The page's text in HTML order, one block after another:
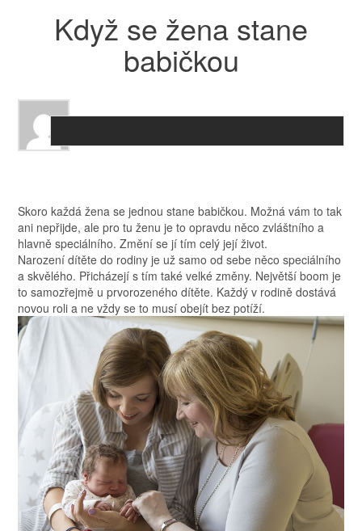
Když se žena stane
babičkou
Skoro každá žena se jednou stane babičkou. Možná vám to tak
ani nepřijde, ale pro tu ženuje to opravdu něco zvláštního a
hlavně speciálního. Změní se jí tím celý její život.
Narození dítěte do rodiny je už samo od sebe něco speciálního
a skvělého. Přicházejí s tím také velké změny. Největší boom je
to samozřejmě u prvorozeného dítěte. Každý v rodině dostává
novou roli a ne vždy se to musí obejít bez potíží.